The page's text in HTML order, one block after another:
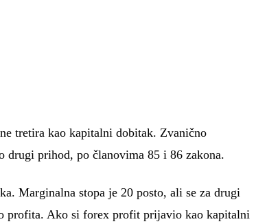
tretira kao kapitalni dobitak. Zvanično
prihod, po članovima 85 i 86 zakona.
Marginalna stopa je 20 posto, ali se za drugi
profita. Ako si forex profit prijavio kao kapitalni